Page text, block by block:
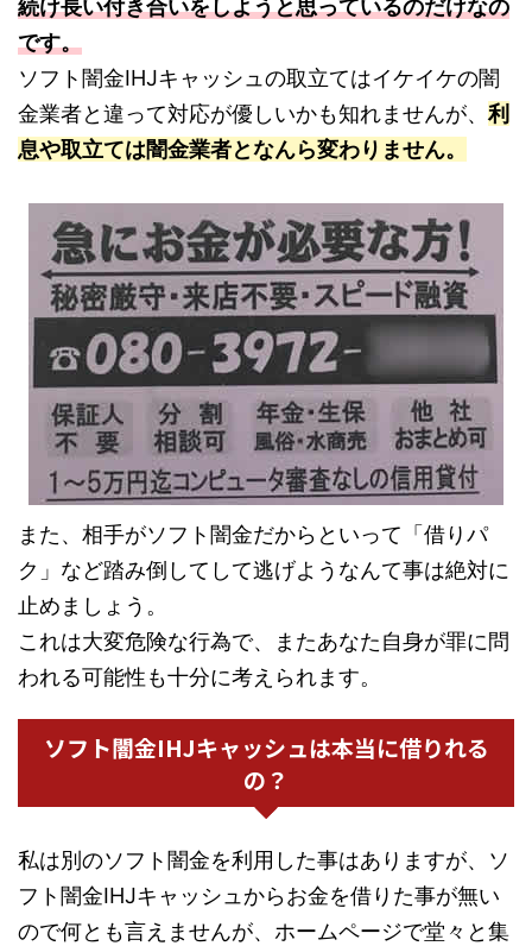
続け長い付き合いをしようと思っているのだけなの
です。
ソフト闇金IHJキャッシュの取立てはイケイケの闇
金業者と違って対応が優しいかも知れませんが、利
息や取立ては闇金業者となんら変わりません。
また、相手がソフト闇金だからといって「借りパ
ク」など踏み倒してして逃げようなんて事は絶対に
止めましょう。
これは大変危険な行為で、またあなた自身が罪に問
われる可能性も十分に考えられます。
ソフト闇金IHJキャッシュは本当に借りれる
の？
私は別のソフト闇金を利用した事はありますが、ソ
フト闇金IHJキャッシュからお金を借りた事が無い
ので何とも言えませんが、ホームページで堂々と集